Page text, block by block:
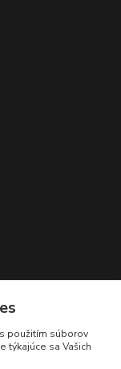
s použitím súborov
týkajúce sa Vašich